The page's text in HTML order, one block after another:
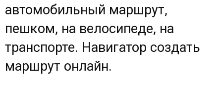
автомобильный маршрут,
пешком, на велосипеде, на
транспорте. Навигатор создать
маршрут онлайн.